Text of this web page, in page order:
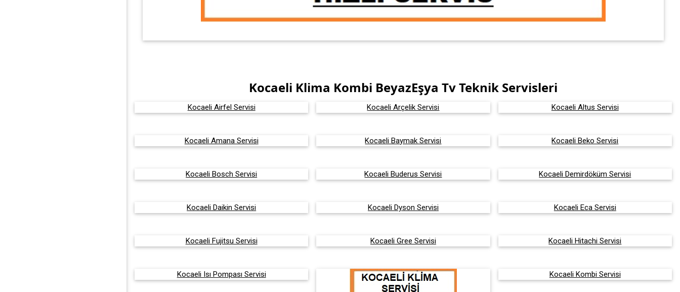
Kocaeli Klima Kombi BeyazEşya Tv Teknik Servisleri
Kocaeli Airfel Servisi Kocaeli Arçelik Servisi Kocaeli Altus Servisi
Kocaeli Amana Servisi Kocaeli Baymak Servisi Kocaeli Beko Servisi
Kocaeli Bosch Servisi Kocaeli Buderus Servisi Kocaeli Demirdöküm Servisi
Kocaeli Daikin Servisi Kocaeli Dyson Servisi Kocaeli Eca Servisi
Kocaeli Fujitsu Servisi Kocaeli Gree Servisi Kocaeli Hitachi Servisi
Kocaeli Isı Pompası Servisi Kocaeli Kombi Servisi